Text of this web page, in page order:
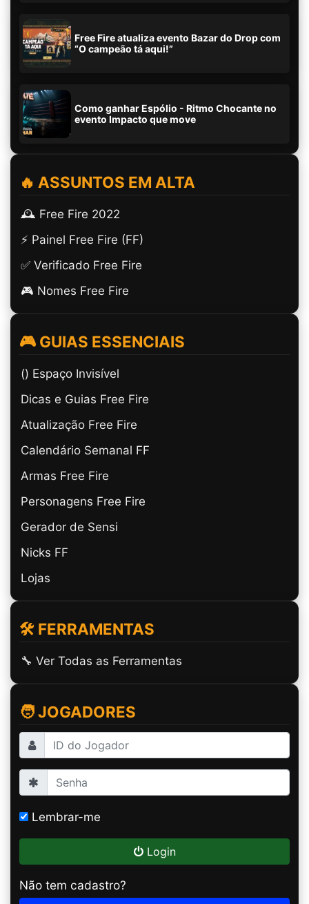
Free Fire atualiza evento Bazar do Drop com
“O campeão tá aqui!”
Como ganhar Espólio - Ritmo Chocante no
evento Impacto que move
🔥 ASSUNTOS EM ALTA
🕰️ Free Fire 2022
⚡ Painel Free Fire (FF)
✅ Verificado Free Fire
🎮 Nomes Free Fire
🎮 GUIAS ESSENCIAIS
(ㅤ) Espaço Invisível
Dicas e Guias Free Fire
Atualização Free Fire
Calendário Semanal FF
Armas Free Fire
Personagens Free Fire
Gerador de Sensi
Nicks FF
Lojas
🛠️ FERRAMENTAS
🔧 Ver Todas as Ferramentas
🧑 JOGADORES
Lembrar-me
Login
Não tem cadastro?